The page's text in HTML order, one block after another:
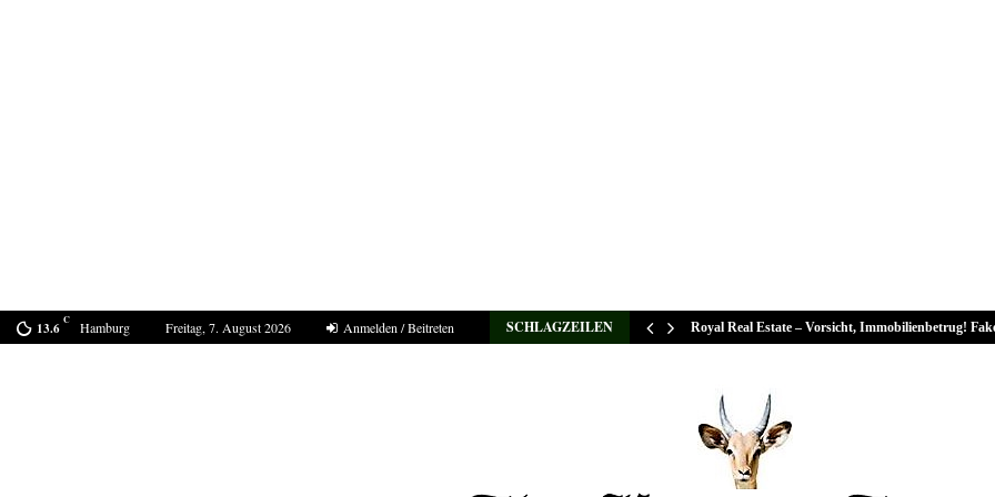
13.6 C Hamburg Freitag, 7. August 2026 Anmelden / Beitreten SCHLAGZEILEN
Bestell-Scam – eine neue Masche Royal Real Estate – Vorsicht, Immobilienbetrug!